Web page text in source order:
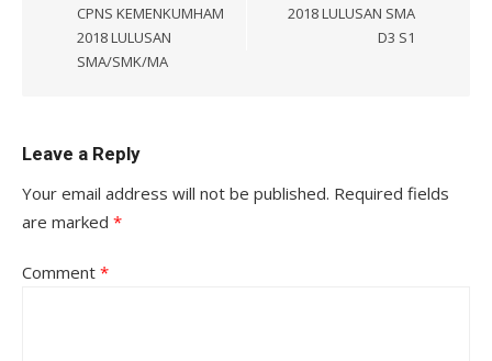
CPNS KEMENKUMHAM
2018 LULUSAN
SMA/SMK/MA
2018 LULUSAN SMA
D3 S1
Leave a Reply
Your email address will not be published. Required fields
are marked *
Comment *